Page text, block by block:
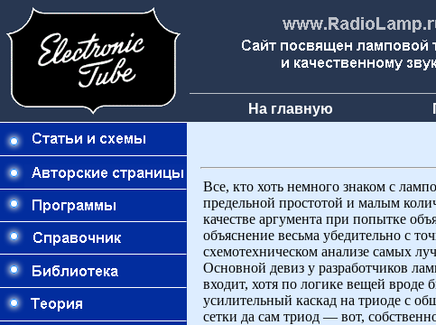
На главную
Все, кто хоть немного знаком с
предельной простотой и малым
качестве аргумента при попытке
объяснение весьма убедительно с
схемотехническом анализе самых
Основной девиз у разработчиков
входит, хотя по логике вещей
усилительный каскад на триоде с
сетки да сам триод — вот,